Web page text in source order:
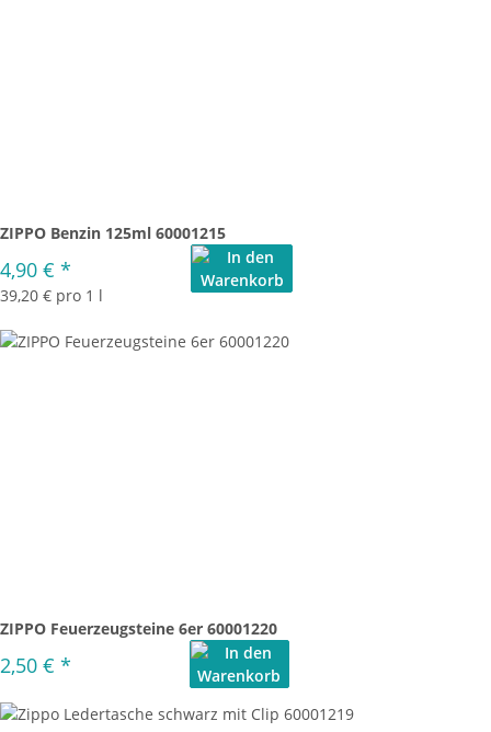
ZIPPO Benzin 125ml 60001215
4,90 € *
39,20 € pro 1 l
ZIPPO Feuerzeugsteine 6er 60001220
2,50 € *